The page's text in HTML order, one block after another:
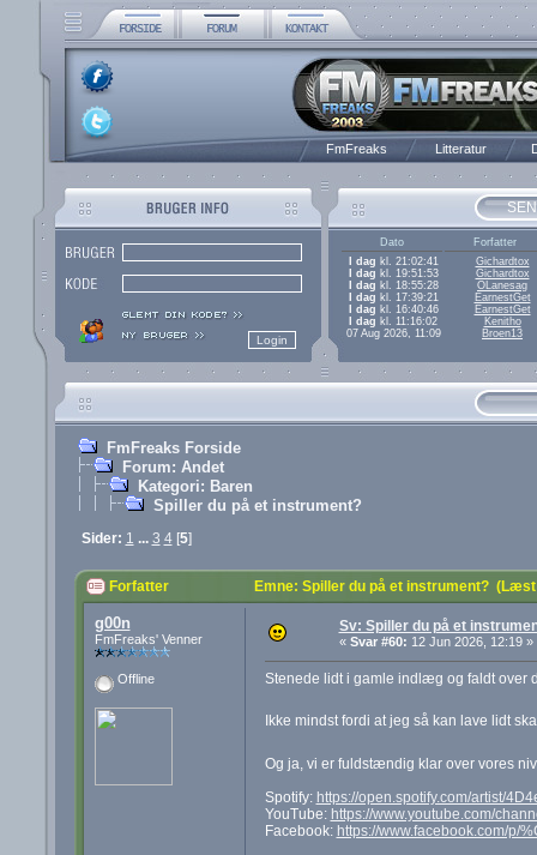
FmFreaks Litteratur
Dato
Forfatter
I dag kl. 21:02:41
Gichardtox
I dag kl. 19:51:53
Gichardtox
I dag kl. 18:55:28
OLanesag
I dag kl. 17:39:21
EarnestGet
I dag kl. 16:40:46
EarnestGet
I dag kl. 11:16:02
Kenitho
07 Aug 2026, 11:09
Broen13
FmFreaks Forside
Forum: Andet
Kategori: Baren
Spiller du på et instrument?
Sider: 1 ... 3 4[5]
Forfatter Emne: Spiller du på et instrument? (Læst
g00n
FmFreaks' Venner
Offline
Sv: Spiller du på et
« Svar #60: 12 Jun 2026, 12:19 »
Stenede lidt i gamle indlæg og faldt over
Ikke mindst fordi at jeg så kan lave lidt
Og ja, vi er fuldstændig klar over vores
Spotify: https://open.spotify.com/artist/
YouTube: https://www.youtube.com/
Facebook: https://www.facebook.com/p/